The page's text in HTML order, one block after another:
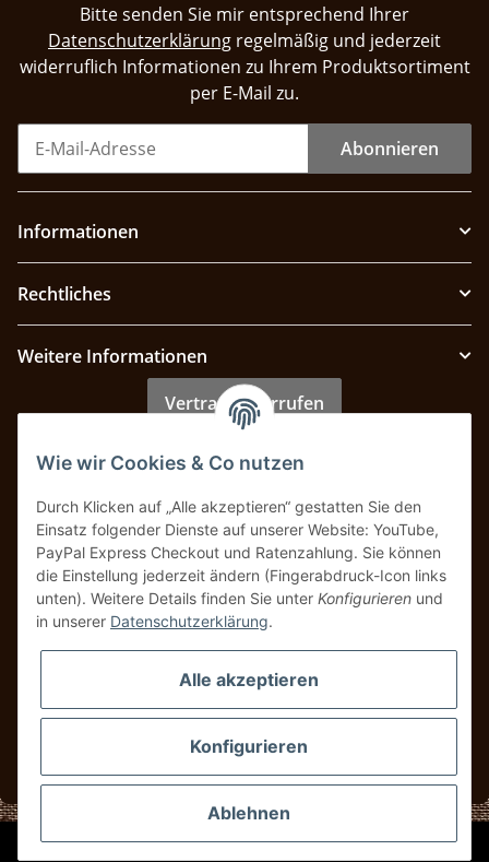
Bitte senden Sie mir entsprechend Ihrer
Datenschutzerklärung regelmäßig und jederzeit
widerruflich Informationen zu Ihrem Produktsortiment
per E-Mail zu.
Abonnieren
Informationen
Rechtliches
Weitere Informationen
Vertrag widerrufen
Zahlung & Versand
* Alle Preise inkl. gesetzlicher USt., zzgl.Versand
© UBS Classics
Wie wir Cookies & Co nutzen
Durch Klicken auf „Alle akzeptieren“ gestatten Sie den
Einsatz folgender Dienste auf unserer Website: YouTube,
PayPal Express Checkout und Ratenzahlung. Sie können
die Einstellung jederzeit ändern (Fingerabdruck-Icon links
unten). Weitere Details finden Sie unter Konfigurieren und
in unserer Datenschutzerklärung.
Alle akzeptieren
Konfigurieren
Ablehnen